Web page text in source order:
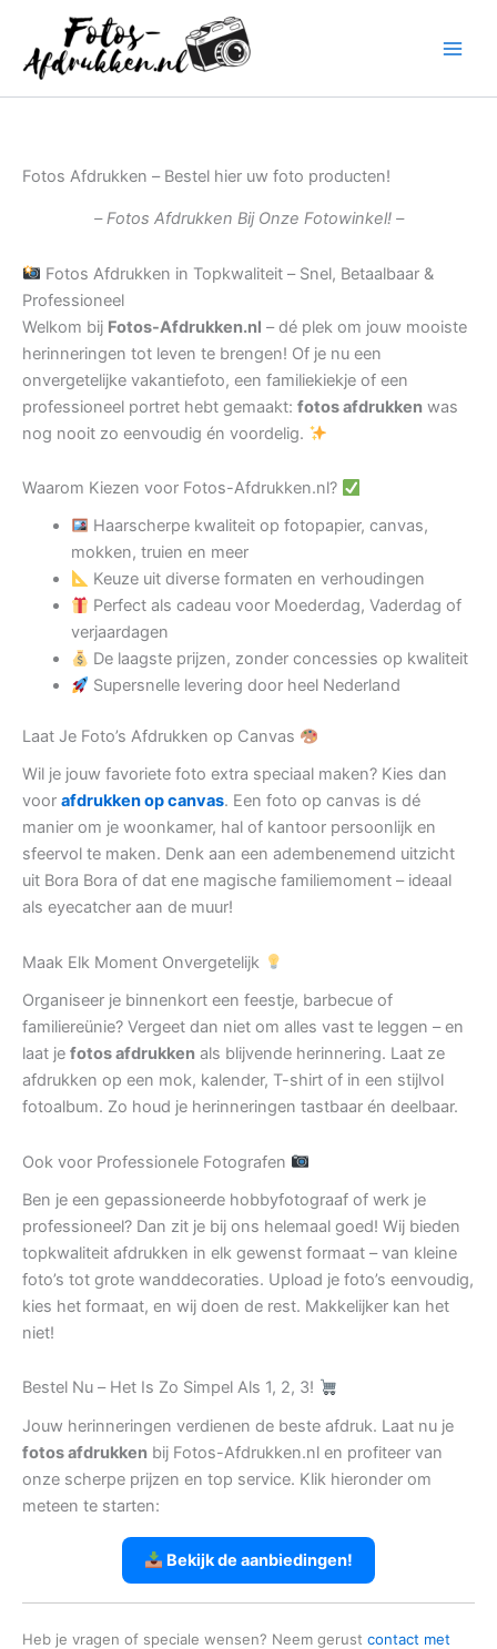
inhoud
Fotos Afdrukken – Bestel hier uw foto producten!
– Fotos Afdrukken Bij Onze Fotowinkel! –
Fotos Afdrukken in Topkwaliteit – Snel, Betaalbaar &
Professioneel
Welkom bij Fotos-Afdrukken.nl – dé plek om jouw mooiste
herinneringen tot leven te brengen! Of je nu een
onvergetelijke vakantiefoto, een familiekiekje of een
professioneel portret hebt gemaakt: fotos afdrukken was
nog nooit zo eenvoudig én voordelig.
Waarom Kiezen voor Fotos-Afdrukken.nl?
Haarscherpe kwaliteit op fotopapier, canvas,
mokken, truien en meer
Keuze uit diverse formaten en verhoudingen
Perfect als cadeau voor Moederdag, Vaderdag of
verjaardagen
De laagste prijzen, zonder concessies op kwaliteit
Supersnelle levering door heel Nederland
Laat Je Foto’s Afdrukken op Canvas
Wil je jouw favoriete foto extra speciaal maken? Kies dan
voor afdrukken op canvas. Een foto op canvas is dé
manier om je woonkamer, hal of kantoor persoonlijk en
sfeervol te maken. Denk aan een adembenemend uitzicht
uit Bora Bora of dat ene magische familiemoment – ideaal
als eyecatcher aan de muur!
Maak Elk Moment Onvergetelijk
Organiseer je binnenkort een feestje, barbecue of
familiereünie? Vergeet dan niet om alles vast te leggen – en
laat je fotos afdrukken als blijvende herinnering. Laat ze
afdrukken op een mok, kalender, T-shirt of in een stijlvol
fotoalbum. Zo houd je herinneringen tastbaar én deelbaar.
Ook voor Professionele Fotografen
Ben je een gepassioneerde hobbyfotograaf of werk je
professioneel? Dan zit je bij ons helemaal goed! Wij bieden
topkwaliteit afdrukken in elk gewenst formaat – van kleine
foto’s tot grote wanddecoraties. Upload je foto’s eenvoudig,
kies het formaat, en wij doen de rest. Makkelijker kan het
niet!
Bestel Nu – Het Is Zo Simpel Als 1, 2, 3!
Jouw herinneringen verdienen de beste afdruk. Laat nu je
fotos afdrukken bij Fotos-Afdrukken.nl en profiteer van
onze scherpe prijzen en top service. Klik hieronder om
meteen te starten:
Bekijk de aanbiedingen!
Heb je vragen of speciale wensen? Neem gerust contact met